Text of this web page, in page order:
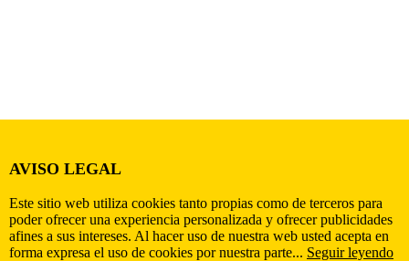
AVISO LEGAL
Este sitio web utiliza cookies tanto propias como de terceros para
poder ofrecer una experiencia personalizada y ofrecer publicidades
afines a sus intereses. Al hacer uso de nuestra web usted acepta en
forma expresa el uso de cookies por nuestra parte... Seguir leyendo